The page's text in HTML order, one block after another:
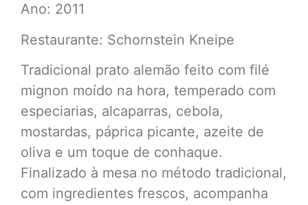
Ano: 2011
Restaurante: Schornstein Kneipe
Tradicional prato alemão feito com filé
mignon moído na hora, temperado com
especiarias, alcaparras, cebola,
mostardas, páprica picante, azeite de
oliva e um toque de conhaque.
Finalizado à mesa no método tradicional,
com ingredientes frescos, acompanha